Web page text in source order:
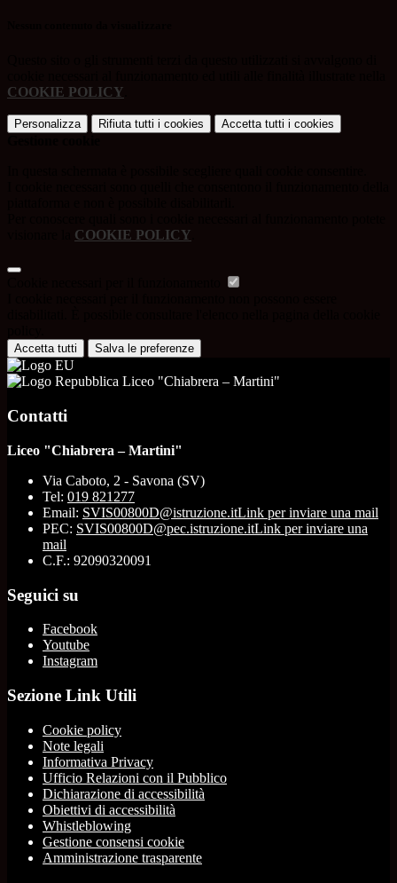
COOKIE POLICY
Personalizza Rifiuta tutti i cookies Accetta tutti i cookies
COOKIE POLICY
Accetta tutti Salva le preferenze
Liceo "Chiabrera – Martini"
Contatti
Liceo "Chiabrera – Martini"
Via Caboto, 2 - Savona (SV)
Tel: 019 821277
Email: SVIS00800D@istruzione.itLink per inviare una mail
PEC: SVIS00800D@pec.istruzione.itLink per inviare una
mail
C.F.: 92090320091
Seguici su
Facebook
Youtube
Instagram
Sezione Link Utili
Cookie policy
Note legali
Informativa Privacy
Ufficio Relazioni con il Pubblico
Dichiarazione di accessibilità
Obiettivi di accessibilità
Whistleblowing
Gestione consensi cookie
Amministrazione trasparente